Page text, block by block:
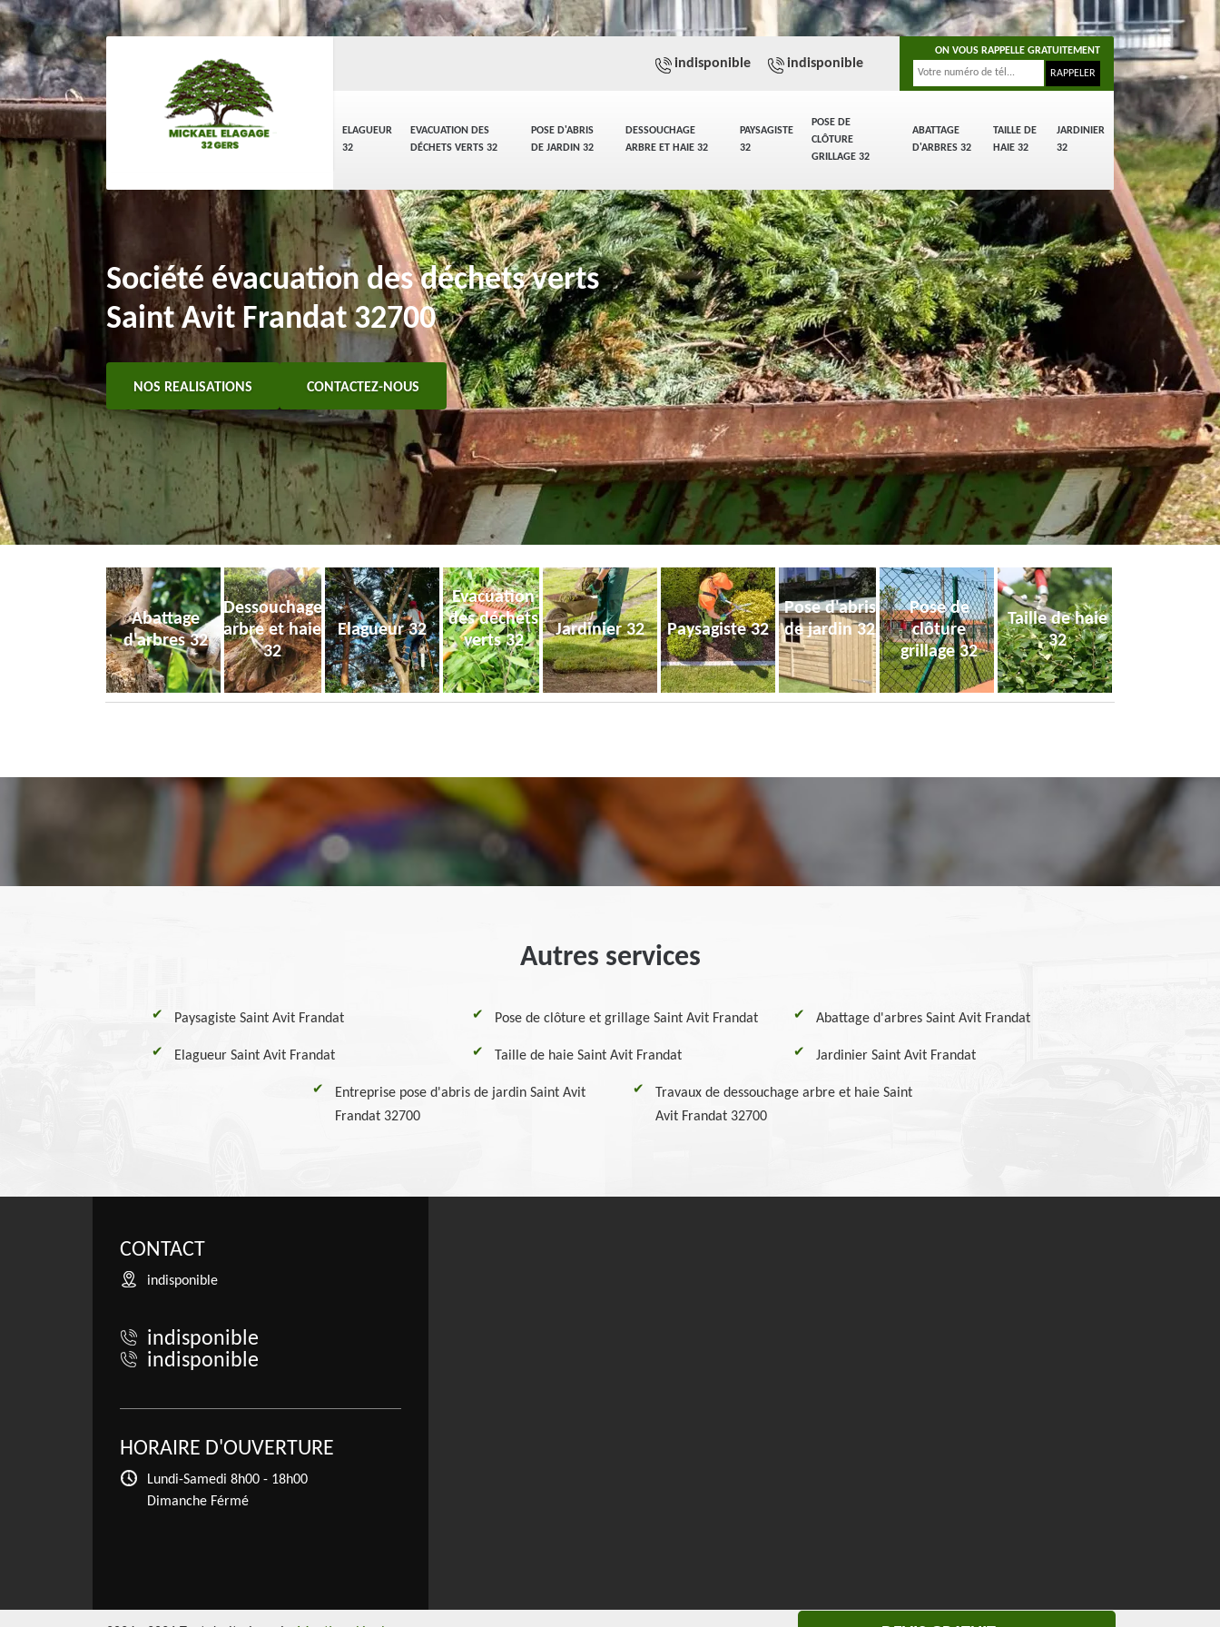
ELAGUEUR
32
EVACUATION DES
DÉCHETS VERTS 32
POSE D'ABRIS
DE JARDIN 32
DESSOUCHAGE
ARBRE ET HAIE 32
PAYSAGISTE
32
POSE DE
CLÔTURE
GRILLAGE 32
ABATTAGE
D'ARBRES 32
TAILLE DE
HAIE 32
JARDINIER
32
indisponible indisponible
ON VOUS RAPPELLE GRATUITEMENT
Société évacuation des déchets verts
Saint Avit Frandat 32700
NOS REALISATIONS CONTACTEZ-NOUS
Abattage
d'arbres 32
Dessouchage
arbre et haie
32
Elagueur 32
Evacuation
des déchets
verts 32
Jardinier 32 Paysagiste 32
Pose d'abris
de jardin 32
Pose de
clôture
grillage 32
Taille de haie
32
Autres services
Paysagiste Saint Avit Frandat Pose de clôture et grillage Saint Avit Frandat Abattage d'arbres Saint Avit Frandat
Elagueur Saint Avit Frandat Taille de haie Saint Avit Frandat Jardinier Saint Avit Frandat
Entreprise pose d'abris de jardin Saint Avit
Frandat 32700
Travaux de dessouchage arbre et haie Saint
Avit Frandat 32700
CONTACT
indisponible
indisponible
indisponible
HORAIRE D'OUVERTURE
Lundi-Samedi 8h00 - 18h00
Dimanche Férmé